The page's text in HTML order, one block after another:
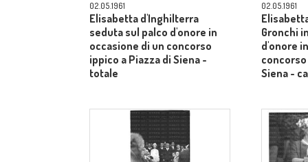
02.05.1961
Elisabetta d'Inghilterra
seduta sul palco d'onore in
occasione di un concorso
ippico a Piazza di Siena -
totale
02.05.1961
Gronchi
d'onore
Siena -